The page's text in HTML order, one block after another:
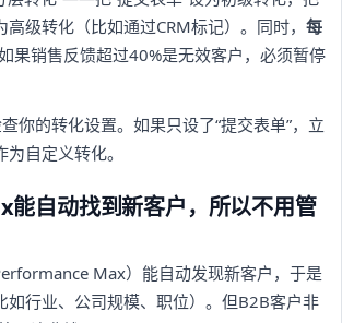
高级转化（比如通过CRM标记）。同时， 每
果销售反馈超过40%是无效客户，必须暂停
你的转化设置。如果只设了“提交表单”，立
自定义转化。
能自动找到新客户，所以不用管
Max）能自动发现新客户，于是
如行业、公司规模、职位）。但B2B客户非